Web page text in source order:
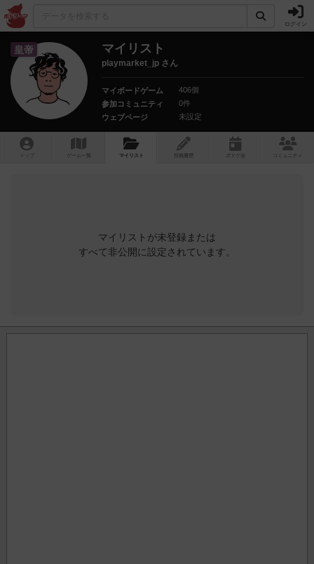
ログイン
皇帝 マイリスト
playmarket_jp さん
マイボードゲーム
406個
参加コミュニティ
0件
ウェブページ
未設定
トップ ゲーム一覧 マイリスト 投稿履歴 ボ ドゲ コミュニティ
マイリストが未登録または
すべて非公開に設定されています。